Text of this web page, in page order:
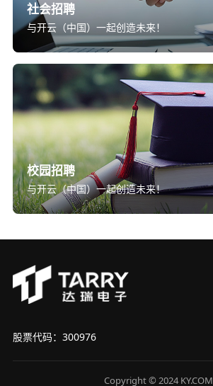
社会招聘
与开云（中国）一起创造未来！
校园招聘
与开云（中国）一起创造未来！
股票代码：300976
Copyright © 2024 KY.COM